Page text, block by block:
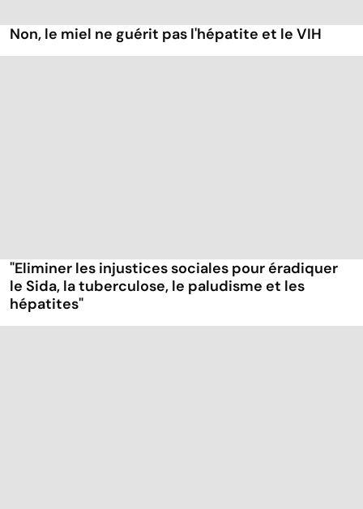
Non, le miel ne guérit pas l'hépatite et le VIH
"Eliminer les injustices sociales pour éradiquer
le Sida, la tuberculose, le paludisme et les
hépatites"